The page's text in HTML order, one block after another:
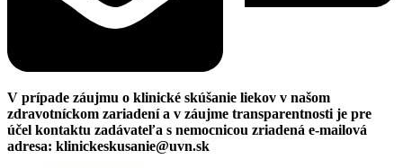
V prípade záujmu o klinické skúšanie liekov v našom
zdravotníckom zariadení a v záujme transparentnosti je pre
účel kontaktu zadávateľa s nemocnicou zriadená e-mailová
adresa: klinickeskusanie@uvn.sk